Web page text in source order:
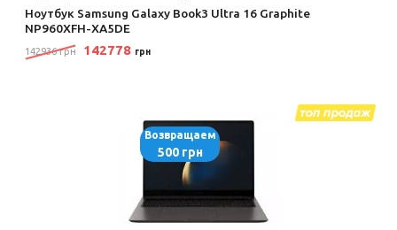
Ноутбук Samsung Galaxy Book3 Ultra 16 Graphite
NP960XFH-XA5DE
142936 грн 142778 грн
Возвращаем
500 грн